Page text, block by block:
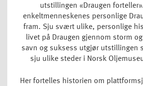
utstillingen «Draugen
enkeltmenneskenes personlige
fram. Sju svært ulike, personlige
livet på Draugen gjennom storm
savn og suksess utgjør utstillingen
sju ulike steder i Norsk
Her fortelles historien om